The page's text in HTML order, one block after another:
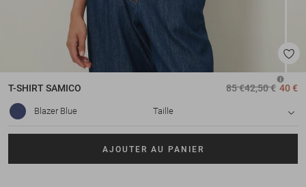
T-SHIRTSAMICO 85 €42,50 € 40 €
Blazer Blue Taille
AJOUTER AU PANIER